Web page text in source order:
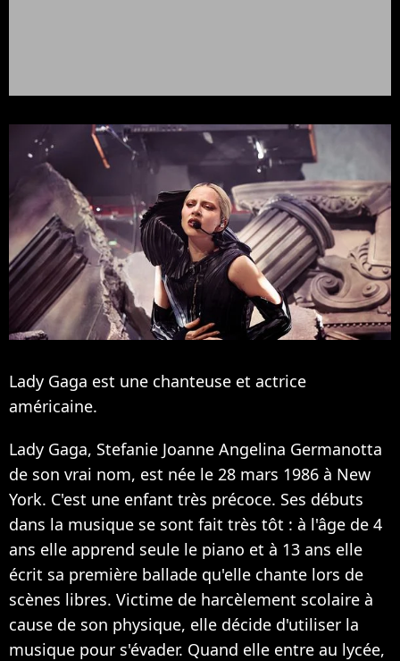
Lady Gaga est une chanteuse et actrice
américaine.
Lady Gaga, Stefanie Joanne Angelina Germanotta
de son vrai nom, est née le 28 mars 1986 à New
York. C'est une enfant très précoce. Ses débuts
dans la musique se sont fait très tôt : à l'âge de 4
ans elle apprend seule le piano et à 13 ans elle
écrit sa première ballade qu'elle chante lors de
scènes libres. Victime de harcèlement scolaire à
cause de son physique, elle décide d'utiliser la
musique pour s'évader. Quand elle entre au lycée,